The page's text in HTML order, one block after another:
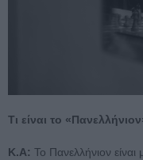
Τι είναι το
Κ.Α: To Πανελλήνιον